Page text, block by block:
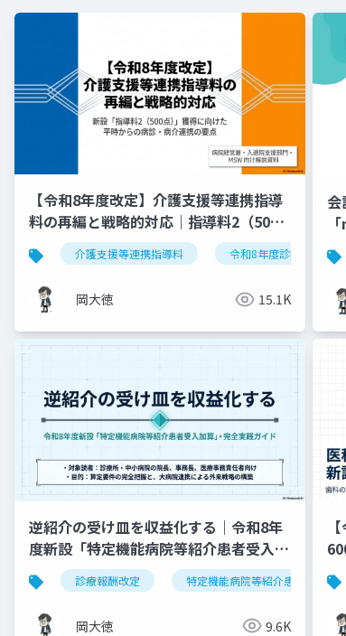
【令和8年度改定】介護支援等連携指導
料の再編と戦略的対応｜指導料2（500
点）の要件整理
介護支援等連携指導料 令和8年度診療報酬改定
岡大徳 15.1K
逆紹介の受け皿を収益化する｜令和8年
度新設「特定機能病院等紹介患者受入加
算」完全実践ガイド
診療報酬改定 特定機能病院等紹介患者受入加算
岡大徳 9.6K